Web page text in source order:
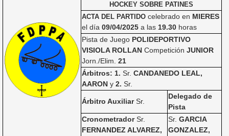
HOCKEY SOBRE PATINES
ACTA DEL PARTIDO celebrado en MIERES
el día09/04/2025 a las19.30 horas
Pista de Juego POLIDEPORTIVO
VISIOLA ROLLAN CompeticiónJUNIOR
Jorn./Elim.21
Árbitros: 1. Sr.CANDANEDO LEAL,
AARON y2. Sr.
Árbitro AuxiliarSr.
Delegado de
Pista
CronometradorSr.
FERNANDEZ ALVAREZ,
Sr.GARCIA
GONZALEZ,